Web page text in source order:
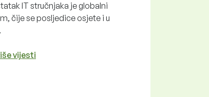
IT stručnjaka je globalni
čije se posljedice osjete i u
vijesti